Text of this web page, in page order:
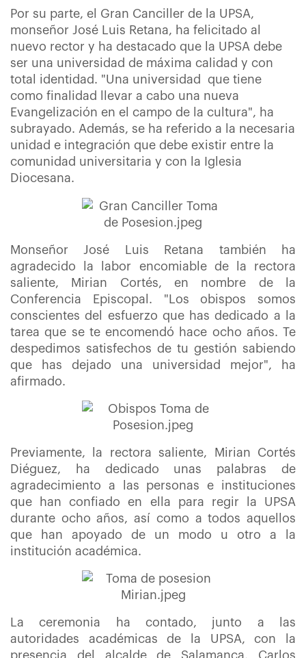
Por su parte, el Gran Canciller de la UPSA,
monseñor José Luis Retana, ha felicitado al
nuevo rector y ha destacado que la UPSA debe
ser una universidad de máxima calidad y con
total identidad. "Una universidad que tiene
como finalidad llevar a cabo una nueva
Evangelización en el campo de la cultura", ha
subrayado. Además, se ha referido a la necesaria
unidad e integración que debe existir entre la
comunidad universitaria y con la Iglesia
Diocesana.
Monseñor José Luis Retana también ha
agradecido la labor encomiable de la rectora
saliente, Mirian Cortés, en nombre de la
Conferencia Episcopal. "Los obispos somos
conscientes del esfuerzo que has dedicado a la
tarea que se te encomendó hace ocho años. Te
despedimos satisfechos de tu gestión sabiendo
que has dejado una universidad mejor", ha
afirmado.
Previamente, la rectora saliente, Mirian Cortés
Diéguez, ha dedicado unas palabras de
agradecimiento a las personas e instituciones
que han confiado en ella para regir la UPSA
durante ocho años, así como a todos aquellos
que han apoyado de un modo u otro a la
institución académica.
La ceremonia ha contado, junto a las
autoridades académicas de la UPSA, con la